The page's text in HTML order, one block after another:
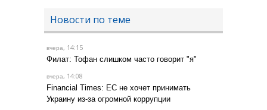
Новости по теме
вчера, 14:15
Филат: Тофан слишком часто говорит "я"
вчера, 14:08
Financial Times: ЕС не хочет принимать
Украину из-за огромной коррупции